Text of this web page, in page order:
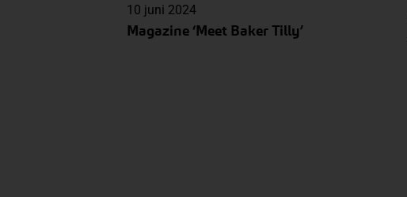
10 juni 2024
Magazine ‘Meet Baker Tilly’